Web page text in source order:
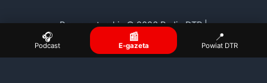
Prawa autorskie © 2026 Radio DTR |
🎧
Podcast
📰
E-gazeta
📍
Powiat DTR